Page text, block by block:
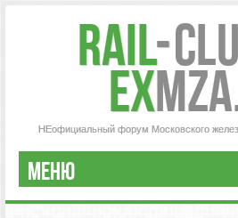
Rail-
ex
НЕофициальный форум Московского
МЕНЮ
РЕГИСТРАЦИЯ